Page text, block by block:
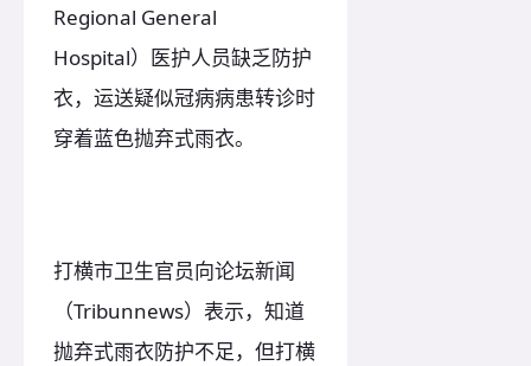
Regional General
Hospital）医护人员缺乏防护
衣，运送疑似冠病病患转诊时
穿着蓝色抛弃式雨衣。
打横市卫生官员向论坛新闻
（Tribunnews）表示，知道
抛弃式雨衣防护不足，但打横